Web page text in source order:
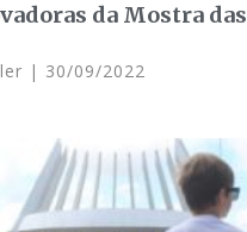
da Mostra das
30/09/2022